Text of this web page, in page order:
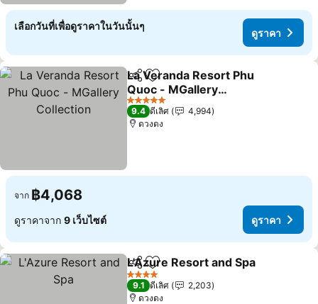
เลือกวันที่เพื่อดูราคาในวันนั้นๆ
ดูราคา
แชร์ เพิ่มในรายการโปรด
La Veranda Resort Phu
Quoc - MGallery
Collection
5 ดาว
9.4 ดีเลิศ
4,994
ดวงดง
จาก ฿4,068
ดูราคาจาก 9 เว็บไซต์ ดูราคา
แชร์ เพิ่มในรายการโปรด
L'Azure Resort and Spa
4 ดาว
9.1 ดีเลิศ
2,203
ดวงดง